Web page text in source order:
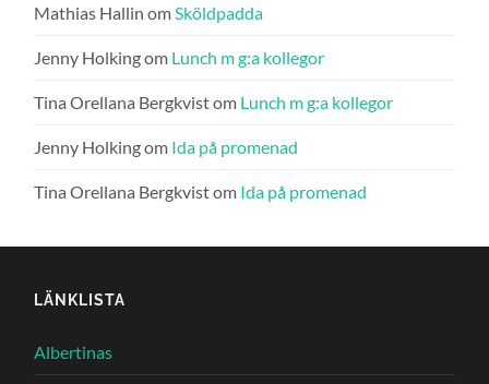
Mathias Hallin omSköldpadda
Jenny Holkingom Lunch m g:a kollegor
Tina Orellana Bergkvistom Lunch m g:a kollegor
Jenny Holkingom Ida på promenad
Tina Orellana Bergkvistom Ida på promenad
LÄNKLISTA
Albertinas